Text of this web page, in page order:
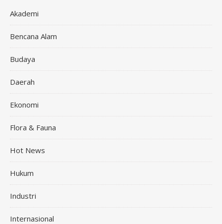
Akademi
Bencana Alam
Budaya
Daerah
Ekonomi
Flora & Fauna
Hot News
Hukum
Industri
Internasional